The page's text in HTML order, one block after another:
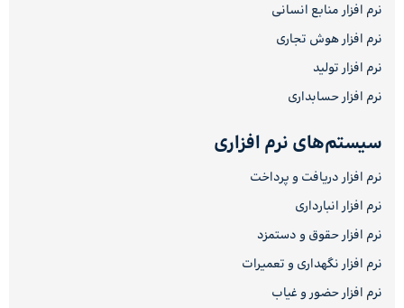
نرم افزار منابع انسانی
نرم افزار هوش تجاری
نرم افزار تولید
نرم افزار حسابداری
سیستم‌های نرم افزاری
نرم افزار دریافت و پرداخت
نرم افزار انبارداری
نرم افزار حقوق و دستمزد
نرم افزار نگهداری و تعمیرات
نرم افزار حضور و غیاب